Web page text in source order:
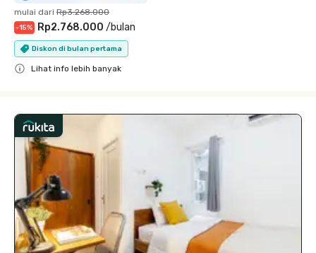
mulai dari Rp3.268.000
-15% Rp2.768.000 /bulan
Diskon di bulan pertama
Lihat info lebih banyak